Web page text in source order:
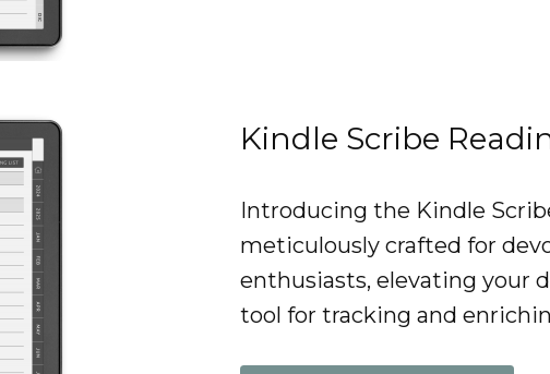
Kindle Scribe
Introducing the Kindle
meticulously crafted for
enthusiasts, elevating your
tool for tracking and